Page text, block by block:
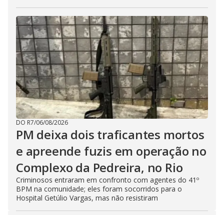
DO R7/06/08/2026
PM deixa dois traficantes mortos
e apreende fuzis em operação no
Complexo da Pedreira, no Rio
Criminosos entraram em confronto com agentes do 41º
BPM na comunidade; eles foram socorridos para o
Hospital Getúlio Vargas, mas não resistiram